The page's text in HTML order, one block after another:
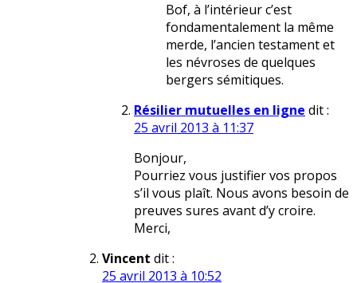
Bof, à l’intérieur c’est
fondamentalement la même
merde, l’ancien testament et
les névroses de quelques
bergers sémitiques.
Résilier mutuelles en ligne dit :
25 avril 2013 à 11:37
Bonjour,
Pourriez vous justifier vos propos
s’il vous plaît. Nous avons besoin de
preuves sures avant d’y croire.
Merci,
Vincent dit :
25 avril 2013 à 10:52